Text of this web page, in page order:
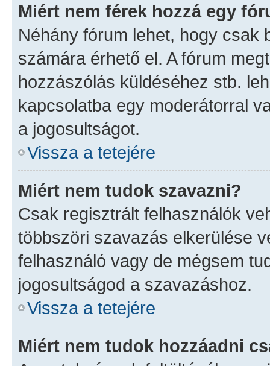
Miért nem férek hozzá egy
Néhány fórum lehet, hogy csak
számára érhető el. A fórum
hozzászólás küldéséhez stb.
kapcsolatba egy moderátorral
a jogosultságot.
Vissza a tetejére
Miért nem tudok szavazni?
Csak regisztrált felhasználók
többszöri szavazás elkerülése
felhasználó vagy de mégsem
jogosultságod a szavazáshoz.
Vissza a tetejére
Miért nem tudok hozzáadni